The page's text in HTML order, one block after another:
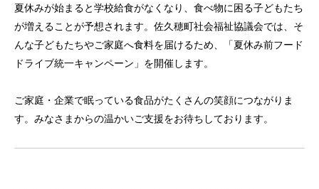
夏休みが始まると学校給食がなくなり、食べ物に困る子どもたち
が増えることが予想されます。佐久穂町社会福祉協議会では、そ
んな子どもたちやご家庭へ食料を届けるため、「夏休み前フード
ドライブ統一キャンペーン」を開催します。
ご家庭・企業で眠っている食品がたくさんの笑顔につながりま
す。みなさまからの温かいご支援をお待ちしております。